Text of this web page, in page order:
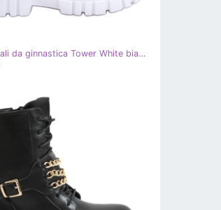
PA1 Stivali da ginnastica Tower White bianco